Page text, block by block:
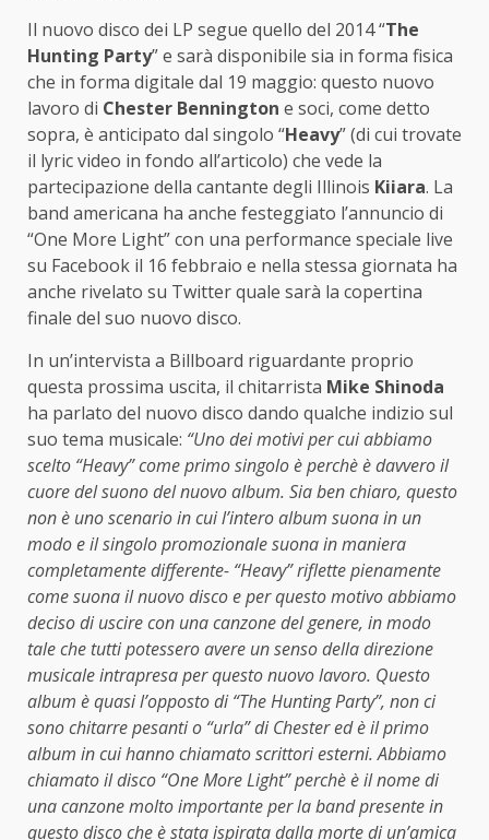
Il nuovo disco dei LP segue quello del 2014 “The
Hunting Party” e sarà disponibile sia in forma fisica
che in forma digitale dal 19 maggio: questo nuovo
lavoro di Chester Bennington e soci, come detto
sopra, è anticipato dal singolo “Heavy” (di cui trovate
il lyric video in fondo all’articolo) che vede la
partecipazione della cantante degli Illinois Kiiara. La
band americana ha anche festeggiato l’annuncio di
“One More Light” con una performance speciale live
su Facebook il 16 febbraio e nella stessa giornata ha
anche rivelato su Twitter quale sarà la copertina
finale del suo nuovo disco.
In un’intervista a Billboard riguardante proprio
questa prossima uscita, il chitarrista Mike Shinoda
ha parlato del nuovo disco dando qualche indizio sul
suo tema musicale: “Uno dei motivi per cui abbiamo
scelto “Heavy” come primo singolo è perchè è davvero il
cuore del suono del nuovo album. Sia ben chiaro, questo
non è uno scenario in cui l’intero album suona in un
modo e il singolo promozionale suona in maniera
completamente differente- “Heavy” riflette pienamente
come suona il nuovo disco e per questo motivo abbiamo
deciso di uscire con una canzone del genere, in modo
tale che tutti potessero avere un senso della direzione
musicale intrapresa per questo nuovo lavoro. Questo
album è quasi l’opposto di “The Hunting Party”, non ci
sono chitarre pesanti o “urla” di Chester ed è il primo
album in cui hanno chiamato scrittori esterni. Abbiamo
chiamato il disco “One More Light” perchè è il nome di
una canzone molto importante per la band presente in
questo disco che è stata ispirata dalla morte di un’amica